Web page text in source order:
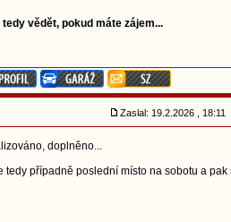
tedy vědět, pokud máte zájem...
Zaslal: 19.2.2026 , 18:11
doplněno...
tedy případně poslední místo na sobotu a